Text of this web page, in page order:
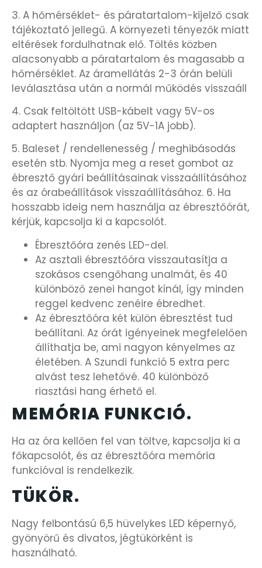
3. A hőmérséklet- és páratartalom-kijelző csak
tájékoztató jellegű. A környezeti tényezők miatt
eltérések fordulhatnak elő. Töltés közben
alacsonyabb a páratartalom és magasabb a
hőmérséklet. Az áramellátás 2-3 órán belüli
leválasztása után a normál működés visszaáll
4. Csak feltöltött USB-kábelt vagy 5V-os
adaptert használjon (az 5V-1A jobb).
5. Baleset / rendellenesség / meghibásodás
esetén stb. Nyomja meg a reset gombot az
ébresztő gyári beállításainak visszaállításához
és az órabeállítások visszaállításához. 6. Ha
hosszabb ideig nem használja az ébresztőórát,
kérjük, kapcsolja ki a kapcsolót.
Ébresztőóra zenés LED-del.
Az asztali ébresztőóra visszautasítja a
szokásos csengőhang unalmát, és 40
különböző zenei hangot kínál, így minden
reggel kedvenc zenéire ébredhet.
Az ébresztőóra két külön ébresztést tud
beállítani. Az órát igényeinek megfelelően
állíthatja be, ami nagyon kényelmes az
életében. A Szundi funkció 5 extra perc
alvást tesz lehetővé. 40 különböző
riasztási hang érhető el.
MEMÓRIA FUNKCIÓ.
Ha az óra kellően fel van töltve, kapcsolja ki a
főkapcsolót, és az ébresztőóra memória
funkcióval is rendelkezik.
TÜKÖR.
Nagy felbontású 6,5 hüvelykes LED képernyő,
gyönyörű és divatos, jégtükörként is
használható.
KENNETH COLE
LORUS
LOTUS STYLE
MÁRKÁS KARÓRA SZÍJAK
MASERATI
MORGAN
OKOSÓRA SZÍJAK
OKOSÓRÁK
ÖNGYÚJTÓK
ÓRAFORGATÓK
ÓRÁS GÉPEK
ÓRATARTÓ DOBOZOK
POLICE
PULSAR
SANTA BARBARA
SECTOR